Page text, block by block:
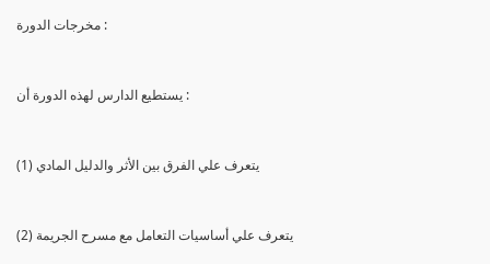
مخرجات الدورة :
يستطيع الدارس لهذه الدورة أن :
(1) يتعرف علي الفرق بين الأثر والدليل المادي
(2) يتعرف علي أساسيات التعامل مع مسرح الجريمة